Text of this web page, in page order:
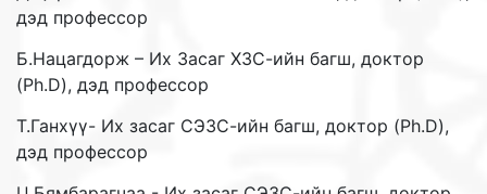
дэд профессор
Б.Нацагдорж – Их Засаг ХЗС-ийн багш, доктор
(Ph.D), дэд профессор
Т.Ганхүү- Их засаг СЭЗС-ийн багш, доктор (Ph.D),
дэд профессор